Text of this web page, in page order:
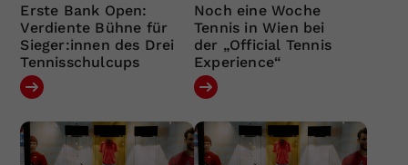
Erste Bank Open:
Verdiente Bühne für
Sieger:innen des Drei
Tennisschulcups
Noch eine Woche
Tennis in Wien bei
der „Official Tennis
Experience“